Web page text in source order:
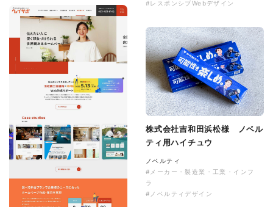
#レスポンシブWebデザイン
株式会社吉和田浜松様 ノベル
ティ用ハイチュウ
ノベルティ
#メーカー・製造業・工業・インフ
ラ
#ノベルティデザイン